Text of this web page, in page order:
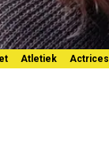
Atletiek Actrices